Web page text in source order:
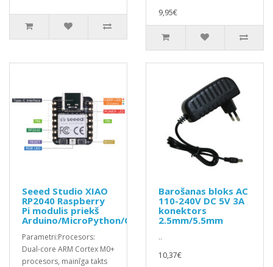
9,95€
Seeed Studio XIAO
RP2040 Raspberry
Pi modulis priekš
Arduino/MicroPython/CircuitPython
Parametri:Procesors:
Dual-core ARM Cortex M0+
procesors, mainīga takts
Barošanas bloks AC
110-240V DC 5V 3A
konektors
2.5mm/5.5mm
..
10,37€